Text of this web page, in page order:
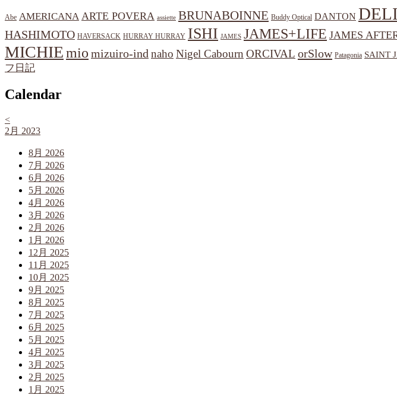
Abe AMERICANA ARTE POVERA assiette BRUNABOINNE Buddy Optical DANTON
HASHIMOTO HAVERSACK HURRAY HURRAY ISHI JAMES JAMES+LIFE JAMES
MICHIEmio mizuiro-ind naho Nigel Cabourn ORCIVAL orSlow Patagonia SAINT
フ日記
Calendar
<
2月 2023
8月 2026
7月 2026
6月 2026
5月 2026
4月 2026
3月 2026
2月 2026
1月 2026
12月 2025
11月 2025
10月 2025
9月 2025
8月 2025
7月 2025
6月 2025
5月 2025
4月 2025
3月 2025
2月 2025
1月 2025